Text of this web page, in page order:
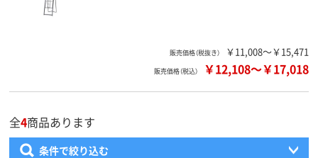
販売価格（税抜き） ￥11,008～￥15,471
販売価格（税込） ￥12,108～￥17,018
全4商品あります
条件で絞り込む